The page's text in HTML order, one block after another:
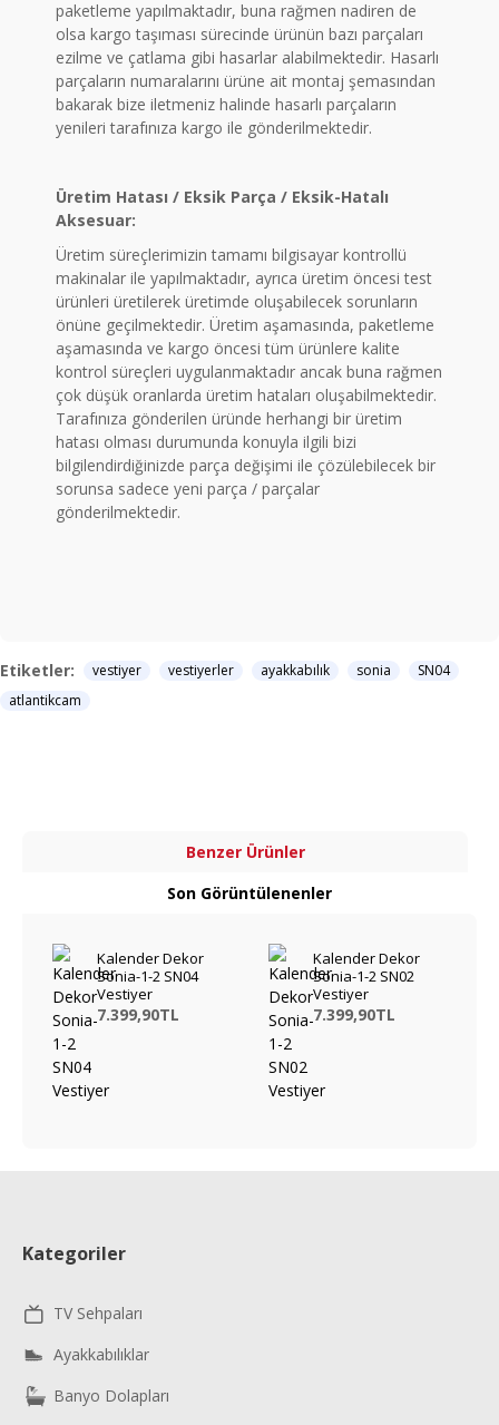
paketleme yapılmaktadır, buna rağmen nadiren de
olsa kargo taşıması sürecinde ürünün bazı parçaları
ezilme ve çatlama gibi hasarlar alabilmektedir. Hasarlı
parçaların numaralarını ürüne ait montaj şemasından
bakarak bize iletmeniz halinde hasarlı parçaların
yenileri tarafınıza kargo ile gönderilmektedir.
Üretim Hatası / Eksik Parça / Eksik-Hatalı
Aksesuar:
Üretim süreçlerimizin tamamı bilgisayar kontrollü
makinalar ile yapılmaktadır, ayrıca üretim öncesi test
ürünleri üretilerek üretimde oluşabilecek sorunların
önüne geçilmektedir. Üretim aşamasında, paketleme
aşamasında ve kargo öncesi tüm ürünlere kalite
kontrol süreçleri uygulanmaktadır ancak buna rağmen
çok düşük oranlarda üretim hataları oluşabilmektedir.
Tarafınıza gönderilen üründe herhangi bir üretim
hatası olması durumunda konuyla ilgili bizi
bilgilendirdiğinizde parça değişimi ile çözülebilecek bir
sorunsa sadece yeni parça / parçalar
gönderilmektedir.
Etiketler: vestiyer vestiyerler ayakkabılık sonia
SN04
atlantikcam
Benzer Ürünler
Son Görüntülenenler
Kalender Dekor
Sonia-1-2 SN04
Vestiyer
7.399,90TL
Kalender Dekor
Sonia-1-2 SN02
Vestiyer
7.399,90TL
Kategoriler
TV Sehpaları
Ayakkabılıklar
Banyo Dolapları